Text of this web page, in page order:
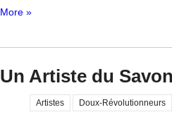
More »
Un Artiste du Savon
Artistes Doux-Révolutionneurs